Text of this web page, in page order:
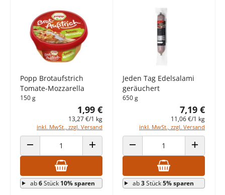
Popp Brotaufstrich
Tomate-Mozzarella
150 g
1,99 €
13,27 €/1 kg
inkl. MwSt., zzgl. Versand
ANZAHL VERRINGERN ANZAHL ERHÖHEN
ab6Stück 10% sparen
Jeden Tag Edelsalami
geräuchert
650 g
7,19 €
11,06 €/1 kg
inkl. MwSt., zzgl. Versand
ANZAHL VERRINGERN ANZAHL
ab3Stück5% sparen